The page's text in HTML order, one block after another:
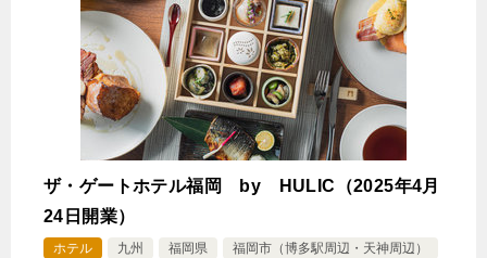
ザ・ゲートホテル福岡 by HULIC（2025年4月
24日開業）
ホテル 九州 福岡県
福岡市（博多駅周辺・天神周辺）